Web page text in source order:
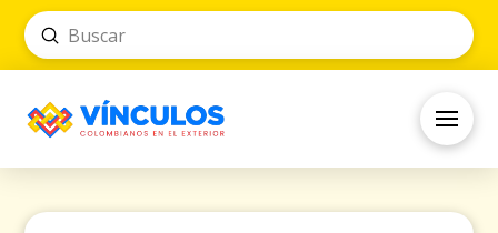
Search
Submit